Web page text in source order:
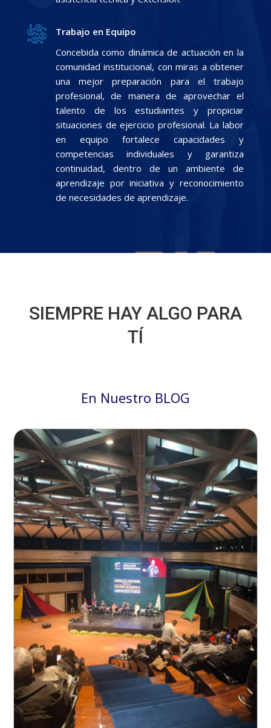
Trabajo en Equipo
Concebida como dinámica de actuación en la
comunidad institucional, con miras a obtener
una mejor preparación para el trabajo
profesional, de manera de aprovechar el
talento de los estudiantes y propiciar
situaciones de ejercicio profesional. La labor
en equipo fortalece capacidades y
competencias individuales y garantiza
continuidad, dentro de un ambiente de
aprendizaje por iniciativa y reconocimiento
de necesidades de aprendizaje.
SIEMPRE HAY ALGO PARA
TÍ
En Nuestro BLOG